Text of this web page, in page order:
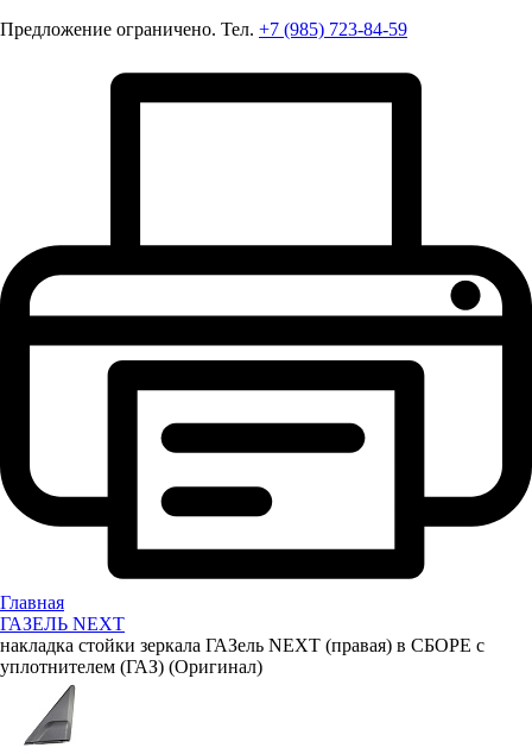
Предложение ограничено. Тел. +7 (985) 723-84-59
Главная
ГАЗЕЛЬ NEXT
накладка стойки зеркала ГАЗель NEXT (правая) в СБОРЕ с
уплотнителем (ГАЗ) (Оригинал)